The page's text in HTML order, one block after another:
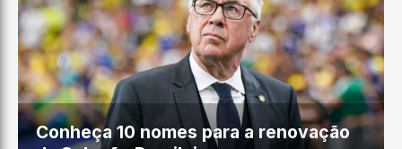
Conheça 10 nomes para a renovação